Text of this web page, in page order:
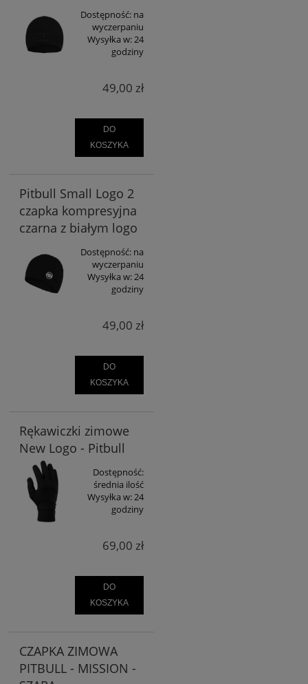
Dostępność: na
wyczerpaniu
Wysyłka w:24
godziny
49,00 zł
DO
KOSZYKA
Pitbull Small Logo 2
czapka kompresyjna
czarna z białym logo
Dostępność: na
wyczerpaniu
Wysyłka w:24
godziny
49,00 zł
DO
KOSZYKA
Rękawiczki zimowe
New Logo - Pitbull
Dostępność:
średnia ilość
Wysyłka w:24
godziny
69,00 zł
DO
KOSZYKA
CZAPKA ZIMOWA
PITBULL - MISSION -